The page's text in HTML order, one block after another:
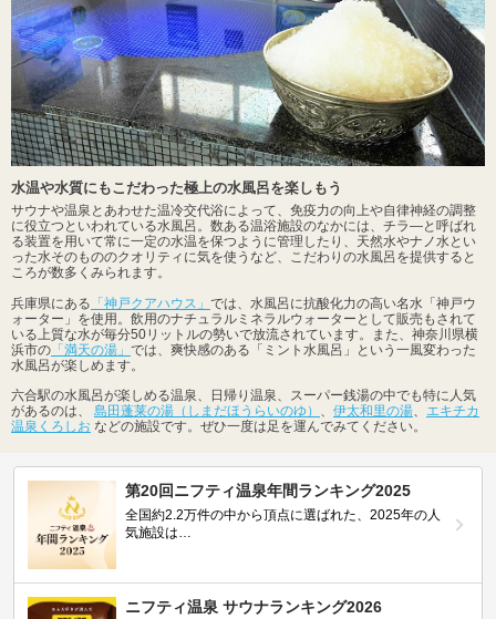
水温や水質にもこだわった極上の水風呂を楽しもう
サウナや温泉とあわせた温冷交代浴によって、免疫力の向上や自律神経の調整
に役立つといわれている水風呂。数ある温浴施設のなかには、チラ―と呼ばれ
る装置を用いて常に一定の水温を保つように管理したり、天然水やナノ水とい
った水そのもののクオリティに気を使うなど、こだわりの水風呂を提供すると
ころが数多くみられます。
兵庫県にある 「神戸クアハウス」 では、水風呂に抗酸化力の高い名水「神戸ウ
ォーター」を使用。飲用のナチュラルミネラルウォーターとして販売もされて
いる上質な水が毎分50リットルの勢いで放流されています。また、神奈川県横
浜市の 「満天の湯」 では、爽快感のある「ミント水風呂」という一風変わった
水風呂が楽しめます。
六合駅の水風呂が楽しめる温泉、日帰り温泉、スーパー銭湯の中でも特に人気
があるのは、 島田蓬莱の湯（しまだほうらいのゆ） 伊太和里の湯
エキチカ
温泉くろしお などの施設です。ぜひ一度は足を運んでみてください。
第20回ニフティ温泉年間ランキング2025
全国約2.2万件の中から頂点に選ばれた、2025年の人
気施設は…
ニフティ温泉 サウナランキング2026